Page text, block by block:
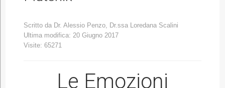
Scritto da Dr. Alessio Penzo, Dr.ssa Loredana Scalini
Ultima modifica: 20 Giugno 2017
Visite: 65271
Le Emozioni